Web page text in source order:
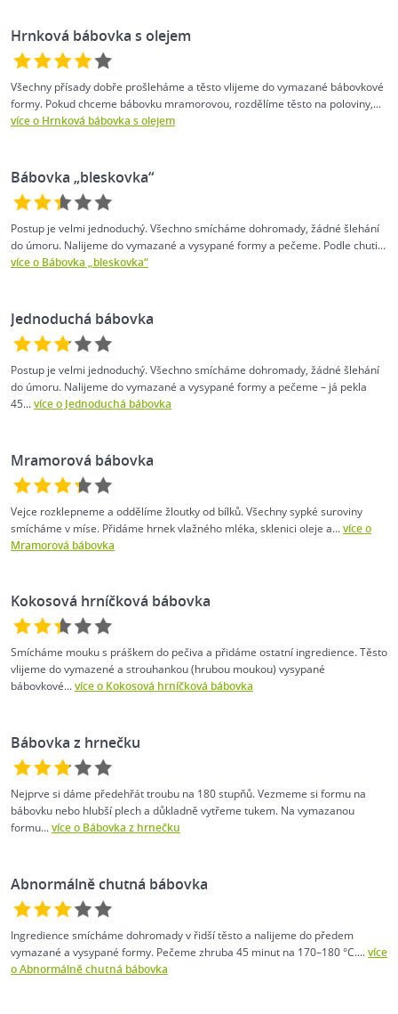
Hrnková bábovka s olejem
Všechny přísady dobře prošleháme a těsto vlijeme do vymazané bábovkové
formy. Pokud chceme bábovku mramorovou, rozdělíme těsto na poloviny,...
více o Hrnková bábovka s olejem
Bábovka „bleskovka“
Postup je velmi jednoduchý. Všechno smícháme dohromady, žádné šlehání
do úmoru. Nalijeme do vymazané a vysypané formy a pečeme. Podle chuti...
více o Bábovka „bleskovka“
Jednoduchá bábovka
Postup je velmi jednoduchý. Všechno smícháme dohromady, žádné šlehání
do úmoru. Nalijeme do vymazané a vysypané formy a pečeme – já pekla
45...více o Jednoduchá bábovka
Mramorová bábovka
Vejce rozklepneme a oddělíme žloutky od bílků. Všechny sypké suroviny
smícháme v míse. Přidáme hrnek vlažného mléka, sklenici oleje a...více o
Mramorová bábovka
Kokosová hrníčková bábovka
Smícháme mouku s práškem do pečiva a přidáme ostatní ingredience. Těsto
vlijeme do vymazené a strouhankou (hrubou moukou) vysypané
bábovkové...více o Kokosová hrníčková bábovka
Bábovka z hrnečku
Nejprve si dáme předehřát troubu na 180 stupňů. Vezmeme si formu na
bábovku nebo hlubší plech a důkladně vytřeme tukem. Na vymazanou
formu...více o Bábovka z hrnečku
Abnormálně chutná bábovka
Ingredience smícháme dohromady v řidší těsto a nalijeme do předem
vymazané a vysypané formy. Pečeme zhruba 45 minut na 170–180 °C....více
o Abnormálně chutná bábovka